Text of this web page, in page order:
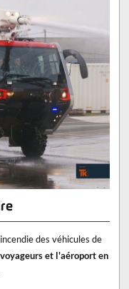
des véhicules de
et l'aéroport en